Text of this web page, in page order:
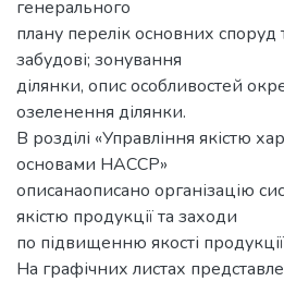
генерального
плану перелік основних споруд
забудові; зонування
ділянки, опис особливостей
озеленення ділянки.
В розділі «Управління якістю
основами НАССР»
описанаописано організацію
якістю продукції та заходи
по підвищенню якості
На графічних листах